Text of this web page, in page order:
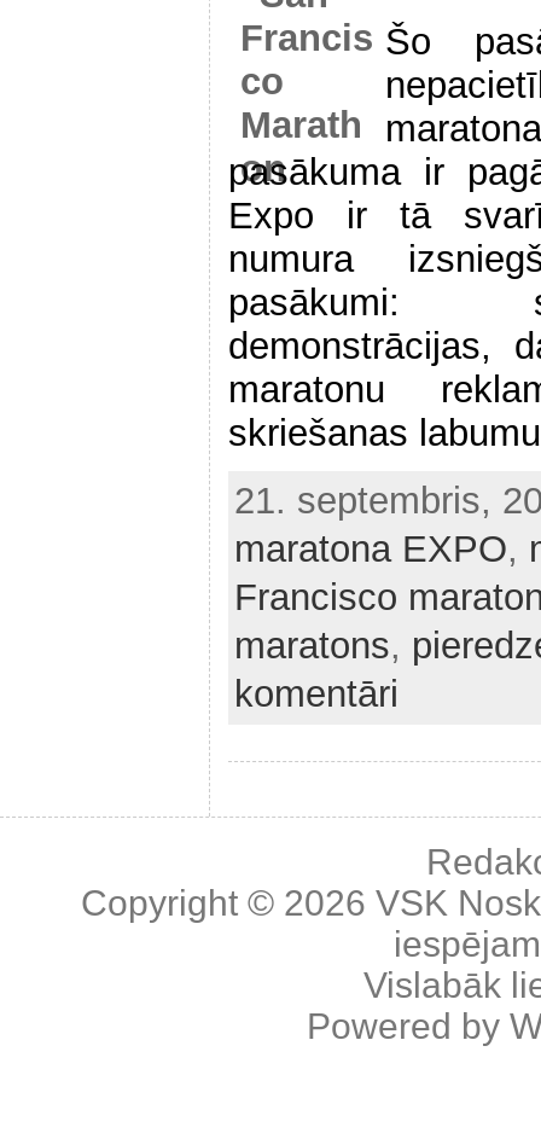
Šo
pasākuma ir
Expo ir tā
numura
pasākumi:
demonstrācijas,
maratonu
skriešanas
21. septembris,
maratona EXPO,
Francisco
maratons,
komentāri
Copyright © 2026 VSK
Vislabāk
Powered by